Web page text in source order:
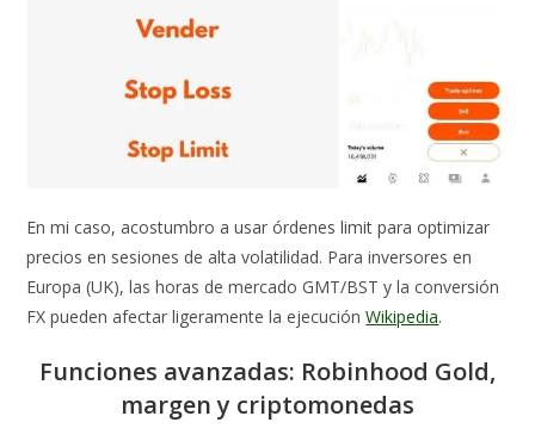
En mi caso, acostumbro a usar órdenes limit para optimizar
precios en sesiones de alta volatilidad. Para inversores en
Europa (UK), las horas de mercado GMT/BST y la conversión
FX pueden afectar ligeramente la ejecuciónWikipedia.
Funciones avanzadas: Robinhood Gold,
margen y criptomonedas